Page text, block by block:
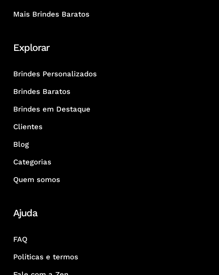
Mais Brindes Baratos
Explorar
Brindes Personalizados
Brindes Baratos
Brindes em Destaque
Clientes
Blog
Categorias
Quem somos
Ajuda
FAQ
Políticas e termos